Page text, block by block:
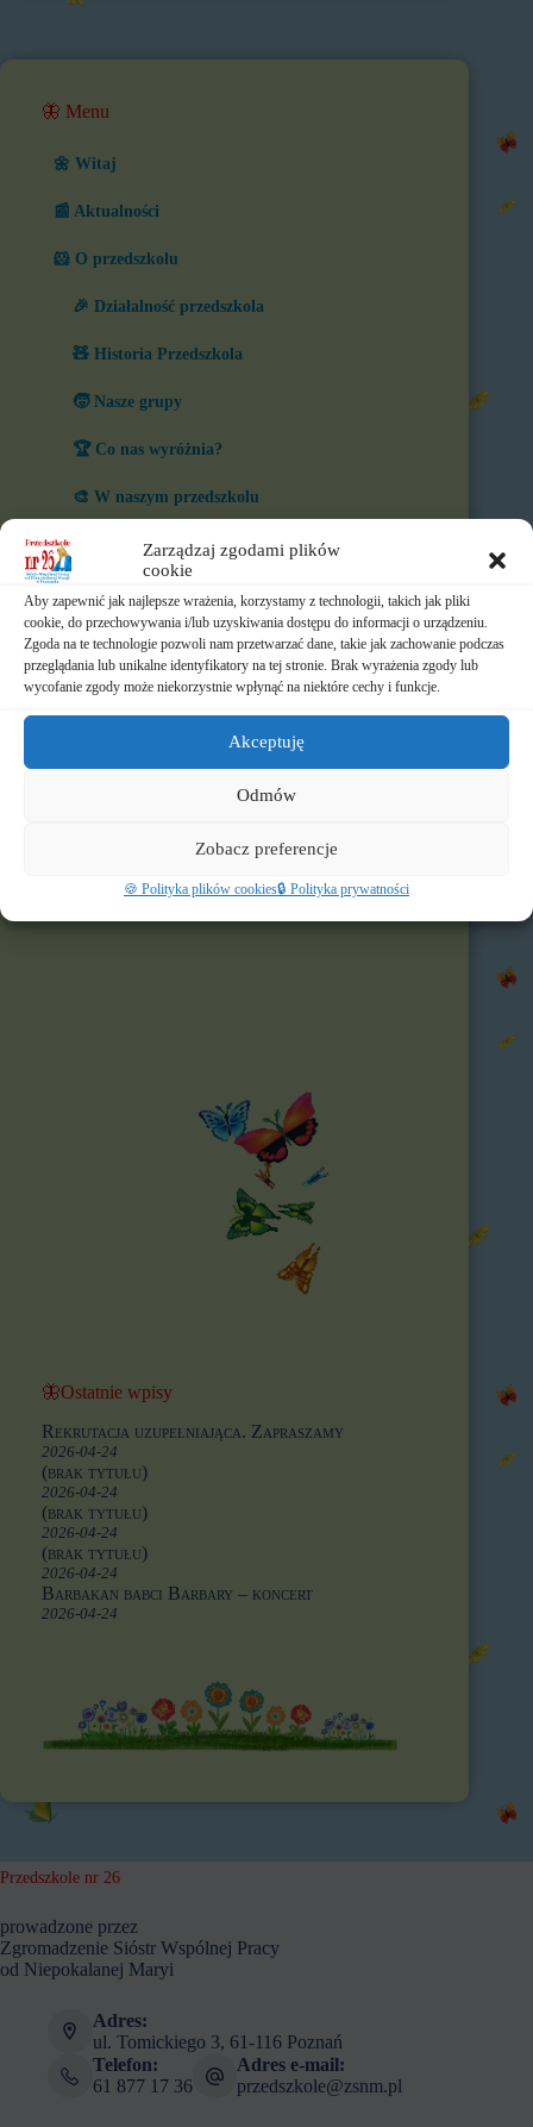
Zarządzaj zgodami plików
cookie
Aby zapewnić jak najlepsze wrażenia, korzystamy z technologii, takich jak pliki
cookie, do przechowywania i/lub uzyskiwania dostępu do informacji o urządzeniu.
Zgoda na te technologie pozwoli nam przetwarzać dane, takie jak zachowanie podczas
przeglądania lub unikalne identyfikatory na tej stronie. Brak wyrażenia zgody lub
wycofanie zgody może niekorzystnie wpłynąć na niektóre cechy i funkcje.
Akceptuję
Odmów
Zobacz preferencje
🍪 Polityka plików cookies🔒 Polityka prywatności
🦋 Menu
🌼 Witaj
📰 Aktualności
🐹 O przedszkolu
🎉 Działalność przedszkola
🧸 Historia Przedszkola
🧒 Nasze grupy
🏆 Co nas wyróżnia?
🎨 W naszym przedszkolu
⏲️ Ramowy rozkład dnia
📃 Dokumenty
⛪ Historia Zgromadzenia
📧 Kontakt
🦋Ostatnie wpisy
Rekrutacja uzupełniająca. Zapraszamy
2026-04-24
(brak tytułu)
2026-04-24
(brak tytułu)
2026-04-24
(brak tytułu)
2026-04-24
Barbakan babci Barbary – koncert
2026-04-24
Przedszkole nr 26
prowadzone przez
Zgromadzenie Sióstr Wspólnej Pracy
od Niepokalanej Maryi
Adres:
ul. Tomickiego 3, 61-116 Poznań
Telefon:
61 877 17 36
Adres e-mail:
przedszkole@zsnm.pl